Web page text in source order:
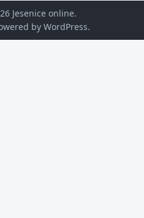
Jesenice online.
by WordPress.